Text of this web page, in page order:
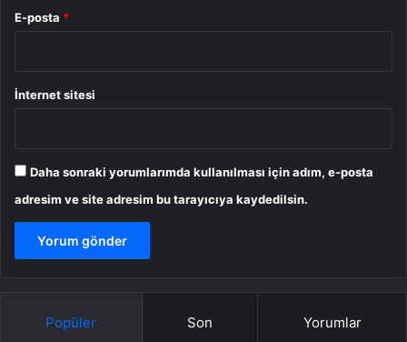
E-posta *
İnternet sitesi
Daha sonraki yorumlarımda kullanılması için adım, e-posta
adresim ve site adresim bu tarayıcıya kaydedilsin.
Popüler Son Yorumlar